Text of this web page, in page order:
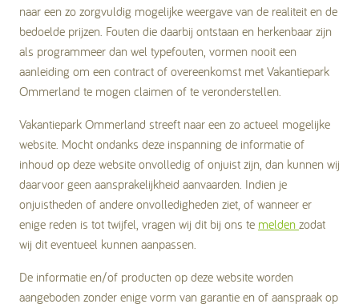
naar een zo zorgvuldig mogelijke weergave van de realiteit en de
bedoelde prijzen. Fouten die daarbij ontstaan en herkenbaar zijn
als programmeer dan wel typefouten, vormen nooit een
aanleiding om een contract of overeenkomst met Vakantiepark
Ommerland te mogen claimen of te veronderstellen.
Vakantiepark Ommerland streeft naar een zo actueel mogelijke
website. Mocht ondanks deze inspanning de informatie of
inhoud op deze website onvolledig of onjuist zijn, dan kunnen wij
daarvoor geen aansprakelijkheid aanvaarden. Indien je
onjuistheden of andere onvolledigheden ziet, of wanneer er
enige reden is tot twijfel, vragen wij dit bij ons te melden zodat
wij dit eventueel kunnen aanpassen.
De informatie en/of producten op deze website worden
aangeboden zonder enige vorm van garantie en of aanspraak op